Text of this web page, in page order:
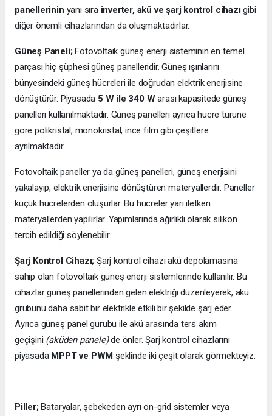
panellerinin yanı sıra inverter, akü ve şarj kontrol cihazıgibi
diğer önemli cihazlarından da oluşmaktadırlar.
Güneş Paneli;Fotovoltaik güneş enerji sisteminin en temel
parçası hiç şüphesi güneş panelleridir. Güneş ışınlarını
bünyesindeki güneş hücreleri ile doğrudan elektrik enerjisine
dönüştürür. Piyasada 5 W ile 340 Warası kapasitede güneş
panelleri kullanılmaktadır. Güneş panelleri ayrıca hücre türüne
göre polikristal, monokristal, ince film gibi çeşitlere
ayrılmaktadır.
Fotovoltaik paneller ya da güneş panelleri, güneş enerjisini
yakalayıp, elektrik enerjisine dönüştüren materyallerdir. Paneller
küçük hücrelerden oluşurlar. Bu hücreler yarı iletken
materyallerden yapılırlar. Yapımlarında ağırlıklı olarak silikon
tercih edildiği söylenebilir.
Şarj Kontrol Cihazı; Şarj kontrol cihazı akü depolamasına
sahip olan fotovoltaik güneş enerji sistemlerinde kullanılır. Bu
cihazlar güneş panellerinden gelen elektriği düzenleyerek, akü
grubunu daha sabit bir elektrikle etkili bir şekilde şarj eder.
Ayrıca güneş panel gurubu ile akü arasında ters akım
geçişini (aküden panele)de önler. Şarj kontrol cihazlarını
piyasada MPPT ve PWM şeklinde iki çeşit olarak görmekteyiz.
Piller;Bataryalar, şebekeden ayrı on-grid sistemler veya